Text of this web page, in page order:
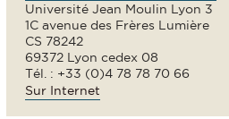
Université Jean Moulin Lyon 3
1C avenue des Frères Lumière
CS 78242
69372 Lyon cedex 08
Tél. : +33 (0)4 78 78 70 66
Sur Internet